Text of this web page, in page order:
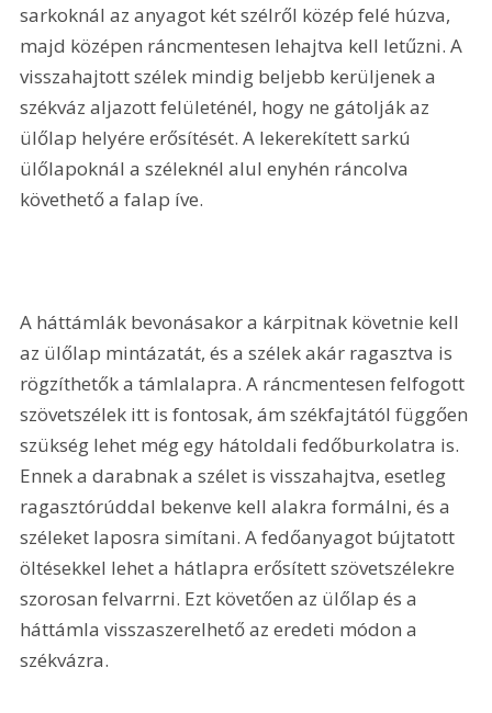
sarkoknál az anyagot két szélről közép felé húzva,
majd középen ráncmentesen lehajtva kell letűzni. A
visszahajtott szélek mindig beljebb kerüljenek a
székváz aljazott felületénél, hogy ne gátolják az
ülőlap helyére erősítését. A lekerekített sarkú
ülőlapoknál a széleknél alul enyhén ráncolva
követhető a falap íve.
A háttámlák bevonásakor a kárpitnak követnie kell
az ülőlap mintázatát, és a szélek akár ragasztva is
rögzíthetők a támlalapra. A ráncmentesen felfogott
szövetszélek itt is fontosak, ám székfajtától függően
szükség lehet még egy hátoldali fedőburkolatra is.
Ennek a darabnak a szélet is visszahajtva, esetleg
ragasztórúddal bekenve kell alakra formálni, és a
széleket laposra simítani. A fedőanyagot bújtatott
öltésekkel lehet a hátlapra erősített szövetszélekre
szorosan felvarrni. Ezt követően az ülőlap és a
háttámla visszaszerelhető az eredeti módon a
székvázra.